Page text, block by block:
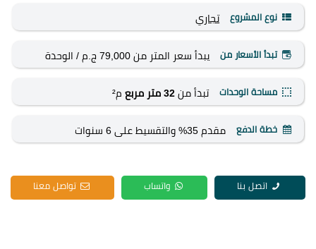
نوع المشروع تجاري
تبدأ الأسعار من يبدأ سعر المتر من 79,000 ج.م / الوحدة
مساحة الوحدات تبدأ من 32 متر مربع م²
خطة الدفع مقدم 35% والتقسيط على 6 سنوات
اتصل بنا واتساب تواصل معنا